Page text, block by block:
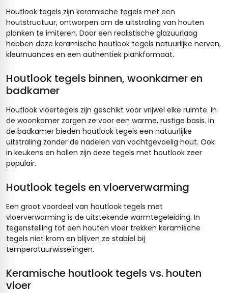
Houtlook tegels zijn keramische tegels met een
houtstructuur, ontworpen om de uitstraling van houten
planken te imiteren. Door een realistische glazuurlaag
hebben deze keramische houtlook tegels natuurlijke nerven,
kleurnuances en een authentiek plankformaat.
Houtlook tegels binnen, woonkamer en
badkamer
Houtlook vloertegels zijn geschikt voor vrijwel elke ruimte. In
de woonkamer zorgen ze voor een warme, rustige basis. In
de badkamer bieden houtlook tegels een natuurlijke
uitstraling zonder de nadelen van vochtgevoelig hout. Ook
in keukens en hallen zijn deze tegels met houtlook zeer
populair.
Houtlook tegels en vloerverwarming
Een groot voordeel van houtlook tegels met
vloerverwarming is de uitstekende warmtegeleiding. In
tegenstelling tot een houten vloer trekken keramische
tegels niet krom en blijven ze stabiel bij
temperatuurwisselingen.
Keramische houtlook tegels vs. houten
vloer